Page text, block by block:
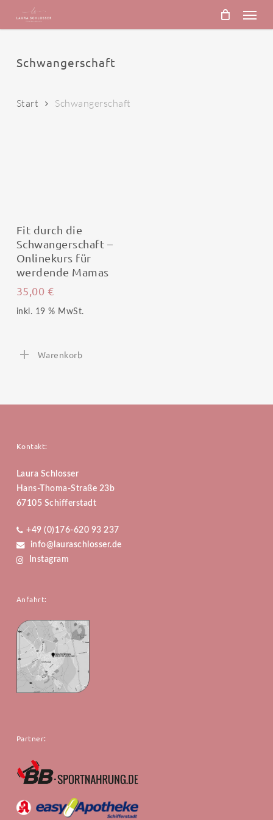
Menu
Schwangerschaft
Start Schwangerschaft
In den Warenkorb
Fit durch die
Schwangerschaft –
Onlinekurs für
werdende Mamas
35,00 €
inkl. 19 % MwSt.
Warenkorb
Kontakt:
Laura Schlosser
Hans-Thoma-Straße 23b
67105 Schifferstadt
+49 (0)176-620 93 237
info@lauraschlosser.de
Instagram
Anfahrt:
Partner: